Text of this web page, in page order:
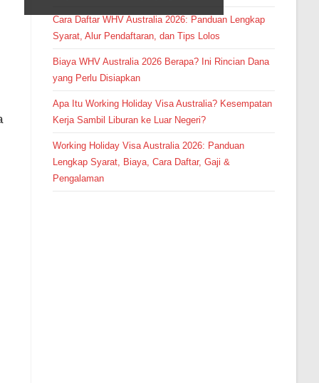
Cara Daftar WHV Australia 2026: Panduan Lengkap
Syarat, Alur Pendaftaran, dan Tips Lolos
Biaya WHV Australia 2026 Berapa? Ini Rincian Dana
yang Perlu Disiapkan
Apa Itu Working Holiday Visa Australia? Kesempatan
Kerja Sambil Liburan ke Luar Negeri?
Working Holiday Visa Australia 2026: Panduan
Lengkap Syarat, Biaya, Cara Daftar, Gaji &
Pengalaman